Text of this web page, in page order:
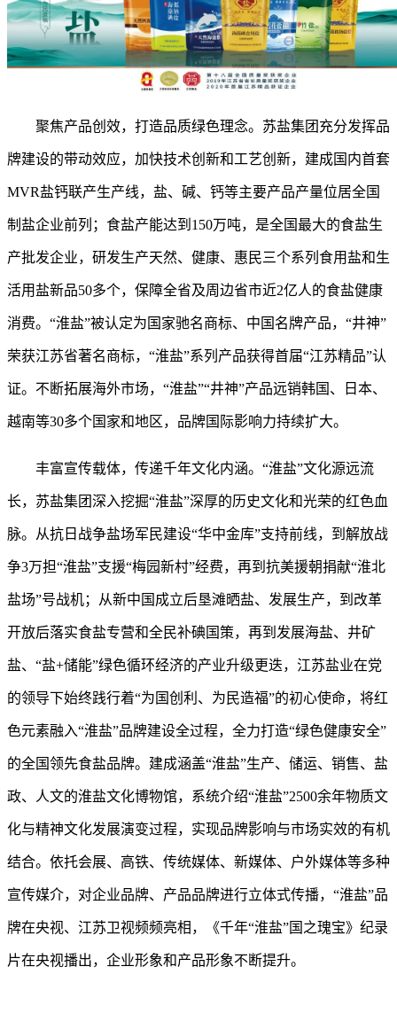
聚焦产品创效，打造品质绿色理念。 苏盐集团充分发挥品
牌建设的带动效应，加快技术创新和工艺创新，建成国内首套
MVR盐钙联产生产线，盐、碱、钙等主要产品产量位居全国
制盐企业前列；食盐产能达到150万吨，是全国最大的食盐生
产批发企业，研发生产天然、健康、惠民三个系列食用盐和生
活用盐新品50多个，保障全省及周边省市近2亿人的食盐健康
消费。“淮盐”被认定为国家驰名商标、中国名牌产品，“井神”
荣获江苏省著名商标，“淮盐”系列产品获得首届“江苏精品”认
证。不断拓展海外市场，“淮盐”“井神”产品远销韩国、日本、
越南等30多个国家和地区，品牌国际影响力持续扩大。
丰富宣传载体，传递千年文化内涵。 “淮盐”文化源远流
长，苏盐集团深入挖掘“淮盐”深厚的历史文化和光荣的红色血
脉。从抗日战争盐场军民建设“华中金库”支持前线，到解放战
争3万担“淮盐”支援“梅园新村”经费，再到抗美援朝捐献“淮北
盐场”号战机；从新中国成立后垦滩晒盐、发展生产，到改革
开放后落实食盐专营和全民补碘国策，再到发展海盐、井矿
盐、“盐+储能”绿色循环经济的产业升级更迭，江苏盐业在党
的领导下始终践行着“为国创利、为民造福”的初心使命，将红
色元素融入“淮盐”品牌建设全过程，全力打造“绿色健康安全”
的全国领先食盐品牌。建成涵盖“淮盐”生产、储运、销售、盐
政、人文的淮盐文化博物馆，系统介绍“淮盐”2500余年物质文
化与精神文化发展演变过程，实现品牌影响与市场实效的有机
结合。依托会展、高铁、传统媒体、新媒体、户外媒体等多种
宣传媒介，对企业品牌、产品品牌进行立体式传播，“淮盐”品
牌在央视、江苏卫视频频亮相，《千年“淮盐”国之瑰宝》纪录
片在央视播出，企业形象和产品形象不断提升。